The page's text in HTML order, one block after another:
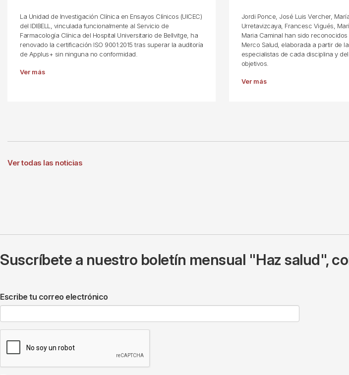
La Unidad de Investigación Clínica en Ensayos Clínicos (UICEC)
del IDIBELL, vinculada funcionalmente al Servicio de
Farmacología Clínica del Hospital Universitario de Bellvitge, ha
renovado la certificación ISO 9001:2015 tras superar la auditoría
de Applus+ sin ninguna no conformidad.
Ver más
Jordi Ponce, José Luis Vercher,
Urretavizcaya, Francesc Vigués,
Maria Caminal han sido reconocidos
Merco Salud, elaborada a partir de
especialistas de cada disciplina y
objetivos.
Ver más
Ver todas las noticias
Suscríbete a nuestro boletín mensual "Haz salud",
Escribe tu correo electrónico